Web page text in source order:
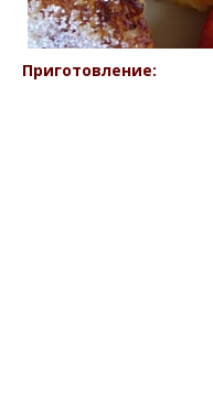
Приготовление: